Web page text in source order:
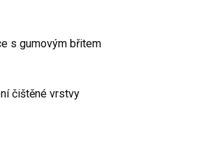
s gumovým břitem
čištěné vrstvy